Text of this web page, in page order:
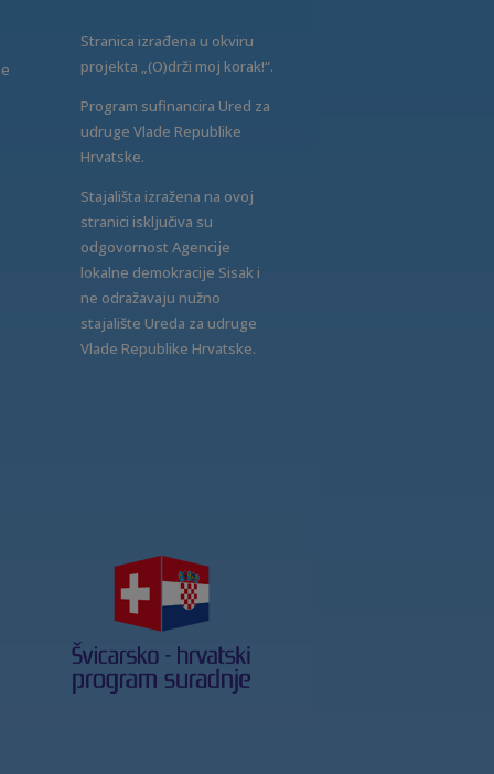
Stranica izrađena u okviru
projekta „(O)drži moj korak!“.
Program sufinancira Ured za
udruge Vlade Republike
Hrvatske.
Stajališta izražena na ovoj
stranici isključiva su
odgovornost Agencije
lokalne demokracije Sisak i
ne odražavaju nužno
stajalište Ureda za udruge
Vlade Republike Hrvatske.